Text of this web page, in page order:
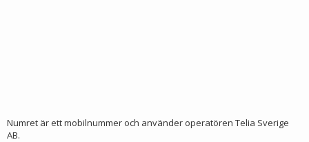
Numret är ett mobilnummer och använder operatören Telia Sverige
AB.